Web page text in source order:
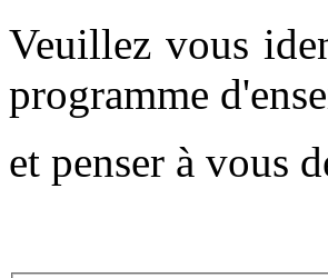
Veuillez vous
programme
et penser à vous